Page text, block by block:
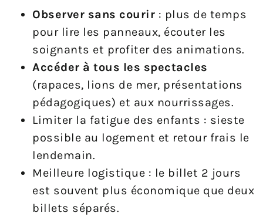
Observer sans courir : plus de temps
pour lire les panneaux, écouter les
soignants et profiter des animations.
Accéder à tous les spectacles
(rapaces, lions de mer, présentations
pédagogiques) et aux nourrissages.
Limiter la fatigue des enfants : sieste
possible au logement et retour frais le
lendemain.
Meilleure logistique : le billet 2 jours
est souvent plus économique que deux
billets séparés.